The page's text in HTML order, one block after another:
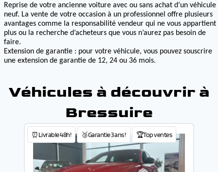
Reprise de votre ancienne voiture avec ou sans achat d’un véhicule
neuf. La vente de votre occasion à un professionnel offre plusieurs
avantages comme la responsabilité vendeur qui ne vous appartient
plus ou la recherche d’acheteurs que vous n’aurez pas besoin de
faire.
Extension de garantie : pour votre véhicule, vous pouvez souscrire
une extension de garantie de 12, 24 ou 36 mois.
Véhicules à découvrir à
Bressuire
⏰Livrable 48h! 🥉Garantie 3 ans ! 🏆Top ventes